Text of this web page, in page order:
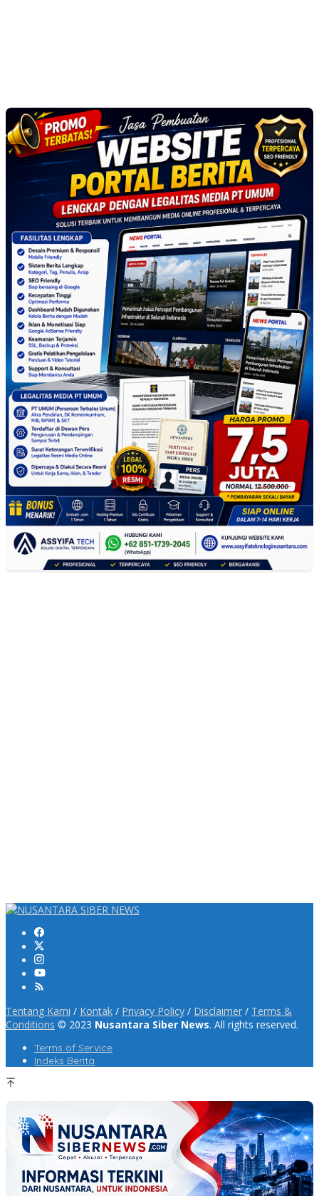
Tentang Kami / Kontak / Privacy Policy / Disclaimer / Terms &
Conditions © 2023 Nusantara Siber News. All rights reserved.
Terms of Service
Indeks Berita